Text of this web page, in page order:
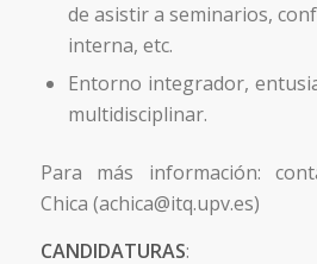
de asistir a seminarios,
interna, etc.
Entorno integrador,
multidisciplinar.
Para más información:
Chica (achica@itq.upv.es)
CANDIDATURAS: